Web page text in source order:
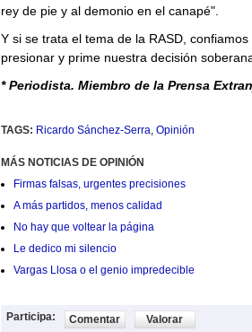
rey de pie y al demonio en el canapé".
Y si se trata el tema de la RASD,
presionar y prime nuestra decisión
* Periodista. Miembro de la Prensa
TAGS: Ricardo Sánchez-Serra, Opinión
MÁS NOTICIAS DE OPINIÓN
Firmas falsas, urgentes precisiones
A más partidos, menos calidad
No hay que voltear la página
Le dedico mi silencio
Vargas Llosa o el genio impredecible
Participa: Comentar Valorar